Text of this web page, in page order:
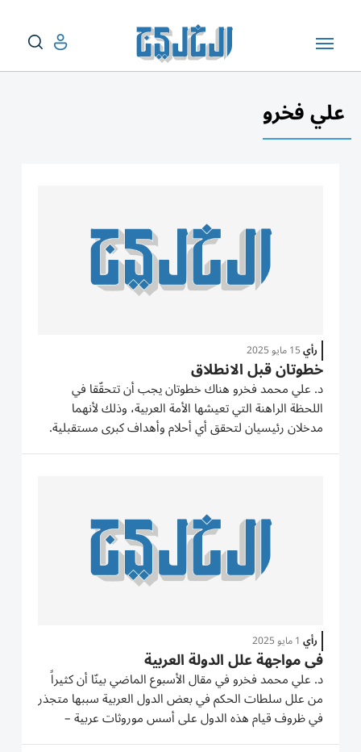
علي فخرو
رأي15 مايو 2025
خطوتان قبل الانطلاق
د. علي محمد فخرو هناك خطوتان يجب أن تتحقّقا في
اللحظة الراهنة التي تعيشها الأمة العربية، وذلك لأنهما
مدخلان رئيسيان لتحقق أي أحلام وأهداف كبرى مستقبلية.
واحدة من الخطوتين تتعلق بالنظام الرسمي العربي، والثانية
رأي 1 مايو 2025
في مواجهة علل الدولة العربية
د. علي محمد فخرو في مقال الأسبوع الماضي بينّا أن كثيراً
من علل سلطات الحكم في بعض الدول العربية سببها متجذر
في ظروف قيام هذه الدول على أسس موروثات عربية –
إسلامية تاريخية، سياسية واجتماعية وثقافية ومذهبية